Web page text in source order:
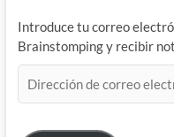
Introduce tu correo
Brainstomping y recibir
de
electrónico